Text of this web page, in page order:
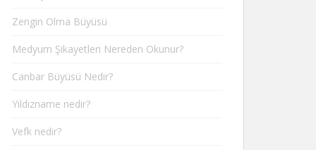
Zengin Olma Büyüsü
Medyum Şikayetleri Nereden Okunur?
Canbar Büyüsü Nedir?
Yıldızname nedir?
Vefk nedir?